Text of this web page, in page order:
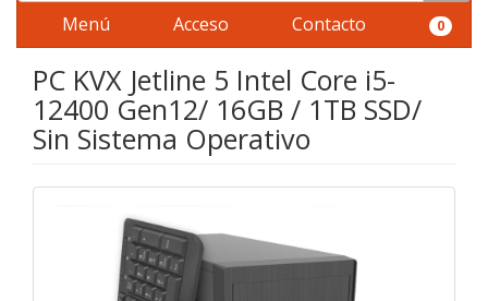
Menú Acceso Contacto 0
PC KVX Jetline 5 Intel Core i5-
12400 Gen12/ 16GB / 1TB SSD/
Sin Sistema Operativo